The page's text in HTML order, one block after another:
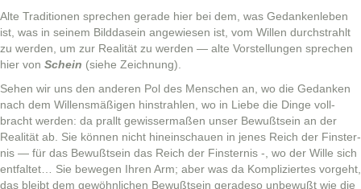
Alte Tra­di­tio­nen sprechen ger­ade hier bei dem, was Gedanken­leben
ist, was in seinem Bild­da­sein angewiesen ist, vom Willen durch­strahlt
zu wer­den, um zur Real­ität zu wer­den — alte Vorstel­lun­gen sprechen
hier von Schein (siehe Zeichnung).
Sehen wir uns den anderen Pol des Men­schen an, wo die Gedanken
nach dem Wil­lens­mäßi­gen hin­strahlen, wo in Liebe die Dinge voll­
bracht wer­den: da prallt gewis­ser­maßen unser Bewußt­sein an der
Real­ität ab. Sie kön­nen nicht hinein­schauen in jenes Reich der Fin­ster­
n­is — für das Bewußt­sein das Reich der Fin­ster­n­is -, wo der Wille sich
ent­fal­tet… Sie bewe­gen Ihren Arm; aber was da Kom­pliziertes vorge­ht,
das bleibt dem gewöhn­lichen Bewußt­sein ger­adeso unbe­wußt wie die